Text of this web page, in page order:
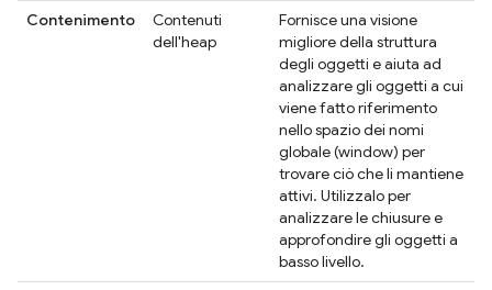
Contenimento
Contenuti
dell'heap
Fornisce una visione
migliore della struttura
degli oggetti e aiuta ad
analizzare gli oggetti a cui
viene fatto riferimento
nello spazio dei nomi
globale (window) per
trovare ciò che li mantiene
attivi. Utilizzalo per
analizzare le chiusure e
approfondire gli oggetti a
basso livello.